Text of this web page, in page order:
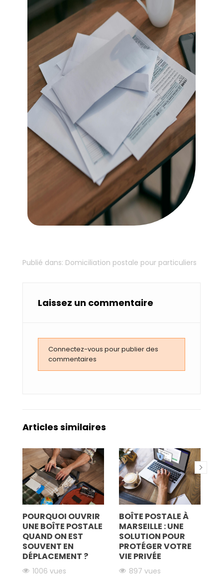
Publié dans: Domiciliation postale pour particuliers
Laissez un commentaire
Connectez-vous pour publier des
commentaires
Articles similaires
POURQUOI OUVRIR
UNE BOÎTE POSTALE
QUAND ON EST
SOUVENT EN
DÉPLACEMENT ?
1006 vues
BOÎTE POSTALE À
MARSEILLE : UNE
SOLUTION POUR
PROTÉGER VOTRE
VIE PRIVÉE
897 vues